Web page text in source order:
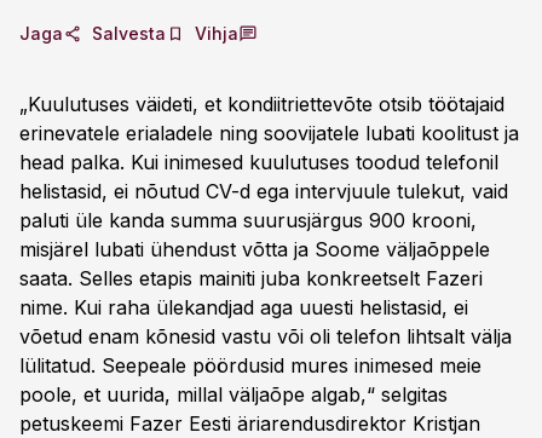
Jaga Salvesta Vihja
„Kuulutuses väideti, et kondiitriettevõte otsib töötajaid
erinevatele erialadele ning soovijatele lubati koolitust ja
head palka. Kui inimesed kuulutuses toodud telefonil
helistasid, ei nõutud CV-d ega intervjuule tulekut, vaid
paluti üle kanda summa suurusjärgus 900 krooni,
misjärel lubati ühendust võtta ja Soome väljaõppele
saata. Selles etapis mainiti juba konkreetselt Fazeri
nime. Kui raha ülekandjad aga uuesti helistasid, ei
võetud enam kõnesid vastu või oli telefon lihtsalt välja
lülitatud. Seepeale pöördusid mures inimesed meie
poole, et uurida, millal väljaõpe algab,“ selgitas
petuskeemi Fazer Eesti äriarendusdirektor Kristjan